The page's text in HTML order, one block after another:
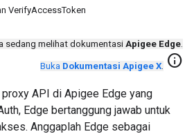
VerifyAccessToken
sedang melihat dokumentasi Apigee Edge.
Buka Dokumentasi Apigee X. info
API di Apigee Edge yang
Edge bertanggung jawab untuk
Anggaplah Edge sebagai